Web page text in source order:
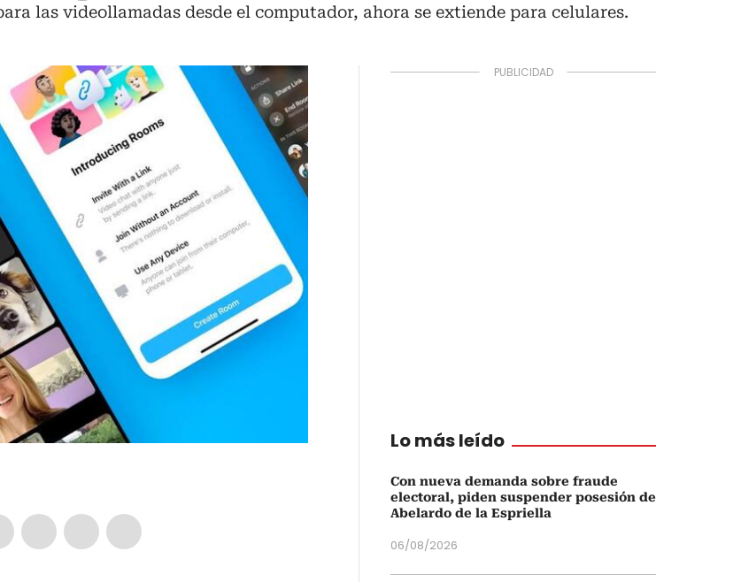
las videollamadas desde el computador, ahora se extiende para celulares.
Lo más leído
Con nueva demanda sobre fraude
electoral, piden suspender posesión de
Abelardo de la Espriella
06/08/2026